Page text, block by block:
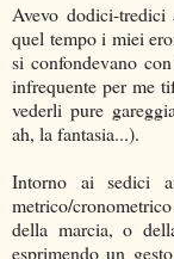
Avevo dodici-
quel tempo i miei
si confondevano
infrequente per me
vederli pure
ah, la fantasia...).
Intorno ai sedici
metrico/
della marcia, o
esprimendo un